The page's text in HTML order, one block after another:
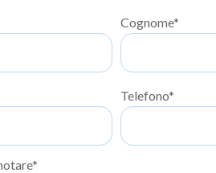
Cognome*
Telefono*